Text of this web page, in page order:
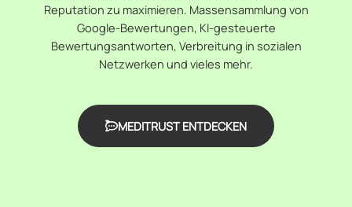
Reputation zu maximieren. Massensammlung von
Google-Bewertungen, KI-gesteuerte
Bewertungsantworten, Verbreitung in sozialen
Netzwerken und vieles mehr.
MEDITRUST ENTDECKEN